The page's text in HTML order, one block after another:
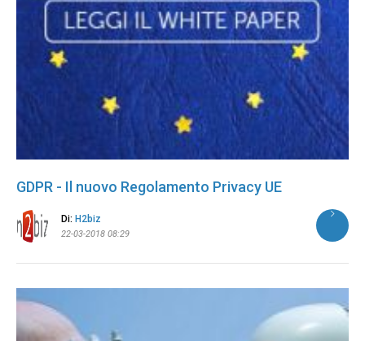
GDPR - Il nuovo Regolamento Privacy UE
Di: H2biz
22-03-2018 08:29